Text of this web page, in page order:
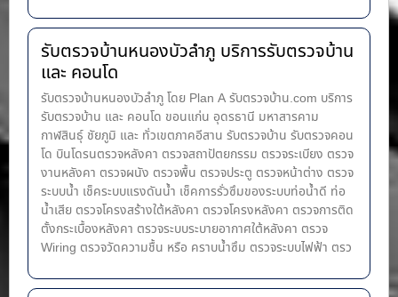
รับตรวจบ้านหนองบัวลำภู บริการรับตรวจบ้าน
และ คอนโด
รับตรวจบ้านหนองบัวลำภู โดย Plan A รับตรวจบ้าน.com บริการ
รับตรวจบ้าน และ คอนโด ขอนแก่น อุดรธานี มหาสารคาม
กาฬสินธุ์ ชัยภูมิ และ ทั่วเขตภาคอีสาน รับตรวจบ้าน รับตรวจคอน
โด บินโดรนตรวจหลังคา ตรวจสถาปัตยกรรม ตรวจระเบียง ตรวจ
งานหลังคา ตรวจผนัง ตรวจพื้น ตรวจประตู ตรวจหน้าต่าง​ ตรวจ
ระบบน้ำ เช็คระบบแรงดันน้ำ เช็คการรั่วซึมของระบบท่อน้ำ​ดี ท่อ
น้ำ​เสีย ตรวจโครงสร้างใต้หลังคา ตรวจโครงหลังคา ตรวจการติด
ตั้งกระเบื้องหลังคา ตรวจระบบระบายอากาศใต้หลังคา ตรวจ
Wiring ตรวจวัดความชื้น หรือ คราบน้ำซึม ตรวจระบบไฟฟ้า ตรว